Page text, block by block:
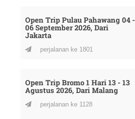
Open Trip Pulau Pahawang 04 -
06 September 2026, Dari
Jakarta
perjalanan ke 1801
Open Trip Bromo 1 Hari 13 - 13
Agustus 2026, Dari Malang
perjalanan ke 1128